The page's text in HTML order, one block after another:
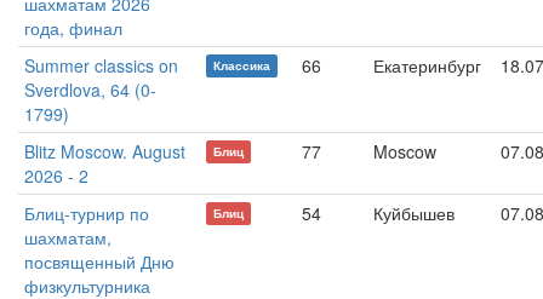
года, финал
Summer classics on
Sverdlova, 64 (0-
1799)
Классика 66 Екатеринбург
Blitz Moscow. August
2026 - 2
Блиц 77 Moscow
Блиц-турнир по
шахматам,
посвященный Дню
физкультурника
Блиц 54 Куйбышев